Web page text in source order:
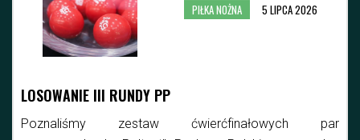
PIŁKA NOŻNA 5 LIPCA 2026
LOSOWANIE III RUNDY PP
Poznaliśmy zestaw ćwierćfinałowych par